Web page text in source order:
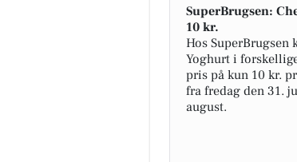
SuperBrugsen:
10 kr.
Hos SuperBrugsen
Yoghurt i
pris på kun 10 kr.
fra fredag den 31.
august.